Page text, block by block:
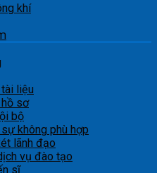
khí
liệu
sơ
bộ
không phù hợp
lãnh đạo
vụ đào tạo
sĩ